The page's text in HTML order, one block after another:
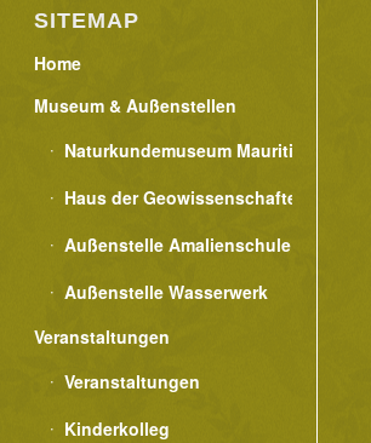
SITEMAP
Home
Museum & Außenstellen
Naturkundemuseum Mauritianum
Haus der Geowissenschaften
Außenstelle Amalienschule
Außenstelle Wasserwerk
Veranstaltungen
Veranstaltungen
Kinderkolleg